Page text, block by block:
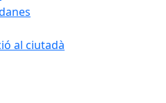
al ciutadà